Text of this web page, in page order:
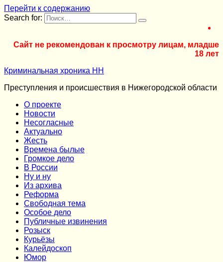
Перейти к содержанию
Search for:
Сайт не рекомендован к просмотру лицам, младше
18 лет
Криминальная хроника НН
Преступления и происшествия в Нижегородской области
О проекте
Новости
Несогласные
Актуально
Жесть
Времена былые
Громкое дело
В России
Ну и ну
Из архива
Реформа
Cвободная тема
Особое дело
Публичные извинения
Розыск
Курьёзы
Калейдоскоп
Юмор